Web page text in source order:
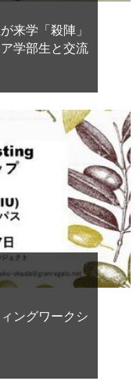
来学「殺陣」
学部生と交流
ングワークシ